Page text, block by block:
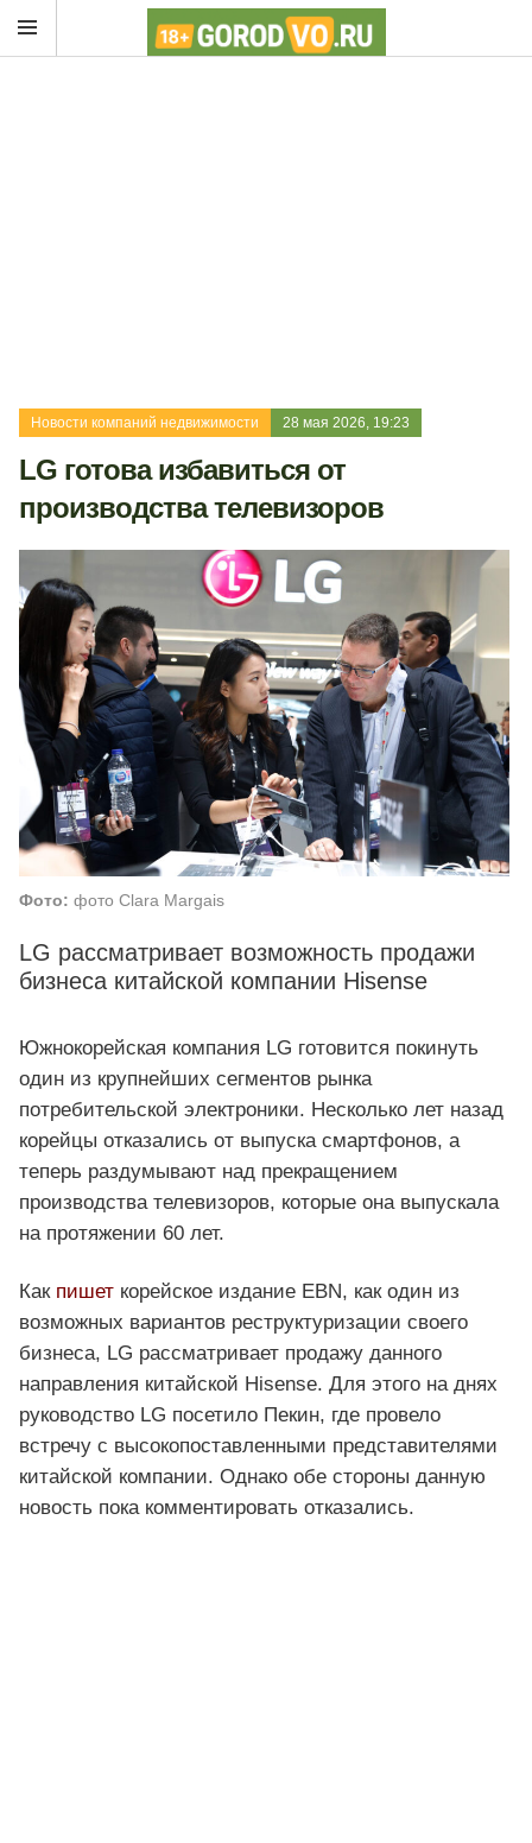
Новости компаний недвижимости 28 мая 2026, 19:23
LG готова избавиться от
производства телевизоров
Фото: фото Clara Margais
LG рассматривает возможность продажи
бизнеса китайской компании Hisense
Южнокорейская компания LG готовится покинуть
один из крупнейших сегментов рынка
потребительской электроники. Несколько лет назад
корейцы отказались от выпуска смартфонов, а
теперь раздумывают над прекращением
производства телевизоров, которые она выпускала
на протяжении 60 лет.
Как пишет корейское издание EBN, как один из
возможных вариантов реструктуризации своего
бизнеса, LG рассматривает продажу данного
направления китайской Hisense. Для этого на днях
руководство LG посетило Пекин, где провело
встречу с высокопоставленными представителями
китайской компании. Однако обе стороны данную
новость пока комментировать отказались.